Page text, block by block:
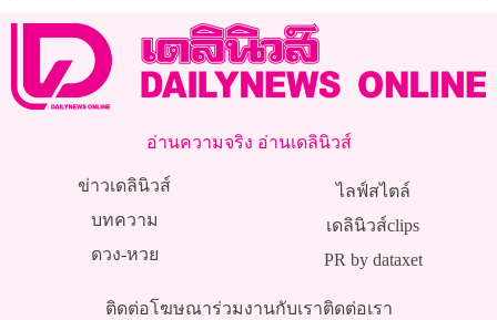
อ่านความจริง อ่านเดลินิวส์
ข่าวเดลินิวส์
บทความ
ดวง-หวย
ไลฟ์สไตล์
เดลินิวส์clips
PR by dataxet
ติดต่อโฆษณาร่วมงานกับเราติดต่อเรา